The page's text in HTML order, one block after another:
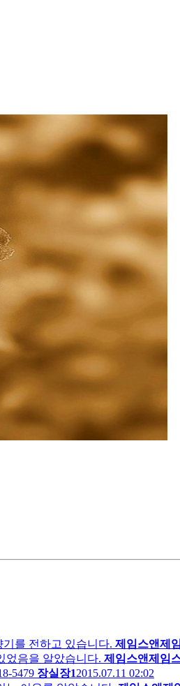
를 전하고 있습니다. 제임스앤제
었음을 알았습니다. 제임스앤제임
5479 장실장12015.07.11 02:02